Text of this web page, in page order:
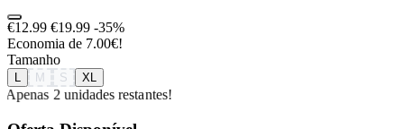
€12.99 €19.99 -35%
Economia de 7.00€!
Tamanho
M S XL
Apenas 2 unidades restantes!